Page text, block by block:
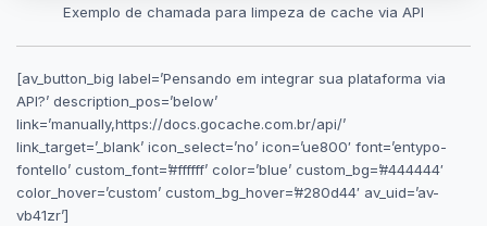
Exemplo de chamada para limpeza de cache via API
[av_button_big label=’Pensando em integrar sua plataforma via
API?’ description_pos=’below’
link=’manually,https://docs.gocache.com.br/api/’
link_target=’_blank’ icon_select=’no’ icon=’ue800′ font=’entypo-
fontello’ custom_font=’#ffffff’ color=’blue’ custom_bg=’#444444′
color_hover=’custom’ custom_bg_hover=’#280d44′ av_uid=’av-
vb41zr’]